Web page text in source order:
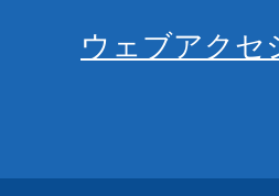
ウェブアクセ